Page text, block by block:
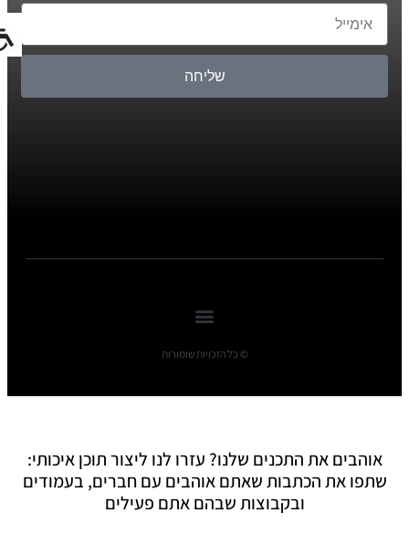
שליחה
© כל הזכויות שומורות
אוהבים את התכנים שלנו? עזרו לנו ליצור תוכן איכותי:
שתפו את הכתבות שאתם אוהבים עם חברים, בעמודים
ובקבוצות שבהם אתם פעילים